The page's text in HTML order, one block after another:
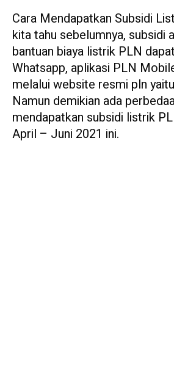
Cara Mendapatkan Subsidi
kita tahu sebelumnya, subsidi
bantuan biaya listrik PLN
Whatsapp, aplikasi PLN
melalui website resmi pln yaitu
Namun demikian ada
mendapatkan subsidi listrik
April – Juni 2021 ini.